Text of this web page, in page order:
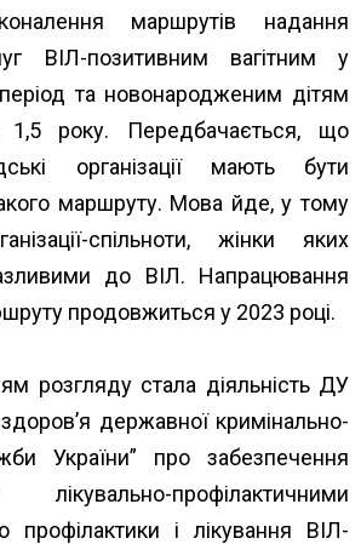
маршрутів надання
ВІЛ-позитивним вагітним у
та новонародженим дітям
1,5 року. Передбачається, що
організації мають бути
маршруту. Мова йде, у тому
спільноти, жінки яких
до ВІЛ. Напрацювання
продовжиться у 2023 році.
розгляду стала діяльність ДУ
державної кримінально-
України” про забезпечення
профілактичними
і лікування ВІЛ-